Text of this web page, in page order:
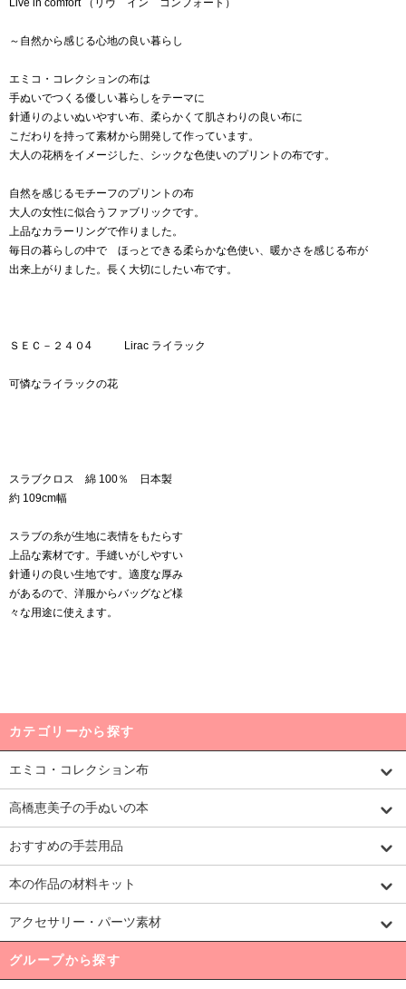
Live in comfort （リヴ イン コンフォート）
～自然から感じる心地の良い暮らし
エミコ・コレクションの布は
手ぬいでつくる優しい暮らしをテーマに
針通りのよいぬいやすい布、柔らかくて肌さわりの良い布に
こだわりを持って素材から開発して作っています。
大人の花柄をイメージした、シックな色使いのプリントの布です。
自然を感じるモチーフのプリントの布
大人の女性に似合うファブリックです。
上品なカラーリングで作りました。
毎日の暮らしの中で ほっとできる柔らかな色使い、暖かさを感じる布が
出来上がりました。長く大切にしたい布です。
ＳＥＣ－２４０4 Lirac ライラック
可憐なライラックの花
スラブクロス 綿 100％ 日本製
約 109cm幅
スラブの糸が生地に表情をもたらす
上品な素材です。手縫いがしやすい
針通りの良い生地です。適度な厚み
があるので、洋服からバッグなど様
々な用途に使えます。
カテゴリーから探す
エミコ・コレクション布
高橋恵美子の手ぬいの本
おすすめの手芸用品
本の作品の材料キット
アクセサリー・パーツ素材
グループから探す